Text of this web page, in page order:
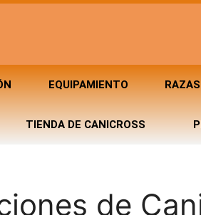
EQUIPAMIENTO RAZAS
TIENDA DE CANICROSS
de